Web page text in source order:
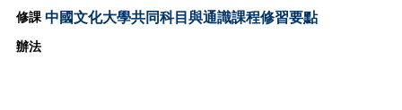
修課
辦法
中國文化大學共同科目與通識課程修習要點